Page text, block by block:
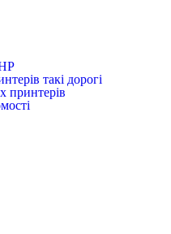
такі дорогі
принтерів